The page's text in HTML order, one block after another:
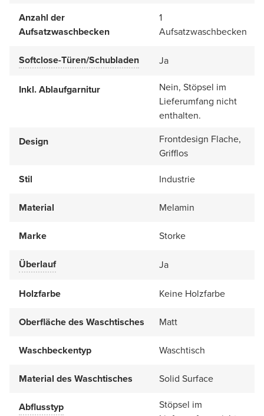
Anzahl der
Aufsatzwaschbecken
1
Aufsatzwaschbecken
Softclose-Türen/Schubladen Ja
Inkl. Ablaufgarnitur
Nein, Stöpsel im
Lieferumfang nicht
enthalten.
Design
Frontdesign Flache,
Grifflos
Stil
Industrie
Material Melamin
Marke Storke
Überlauf Ja
Holzfarbe Keine Holzfarbe
Oberfläche des Waschtisches Matt
Waschbeckentyp Waschtisch
Material des Waschtisches Solid Surface
Abflusstyp
Stöpsel im